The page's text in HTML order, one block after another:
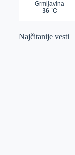
Najčitanije vesti